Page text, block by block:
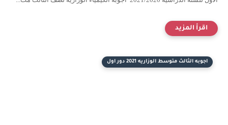
اجوبه الثالث متوسط الوزاريه 2021 دور اول